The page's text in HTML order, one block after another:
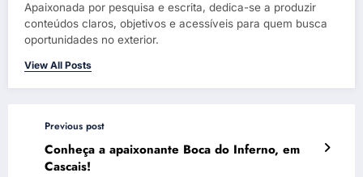
Apaixonada por pesquisa e escrita, dedica-se a produzir
conteúdos claros, objetivos e acessíveis para quem busca
oportunidades no exterior.
View All Posts
Previous post
Conheça a apaixonante Boca do Inferno, em
Cascais!